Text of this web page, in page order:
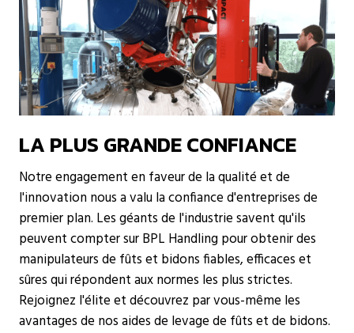
LA PLUS GRANDE CONFIANCE
Notre engagement en faveur de la qualité et de
l'innovation nous a valu la confiance d'entreprises de
premier plan. Les géants de l'industrie savent qu'ils
peuvent compter sur BPL Handling pour obtenir des
manipulateurs de fûts et bidons fiables, efficaces et
sûres qui répondent aux normes les plus strictes.
Rejoignez l'élite et découvrez par vous-même les
avantages de nos aides de levage de fûts et de bidons.